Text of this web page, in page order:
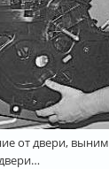
от двери,